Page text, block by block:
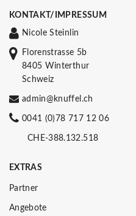
KONTAKT/IMPRESSUM
Nicole Steinlin
Florenstrasse 5b
8405 Winterthur
Schweiz
admin@knuffel.ch
0041 (0)78 717 12 06
CHE-388.132.518
EXTRAS
Partner
Angebote